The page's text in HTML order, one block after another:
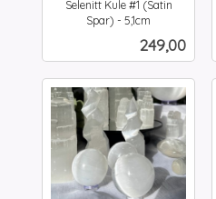
Selenitt Kule #1 (Satin
Spar) - 5,1cm
Pris
249,00